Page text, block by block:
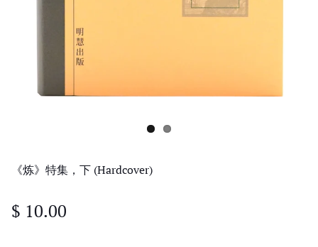
《炼》特集，下 (Hardcover)
$ 10.00